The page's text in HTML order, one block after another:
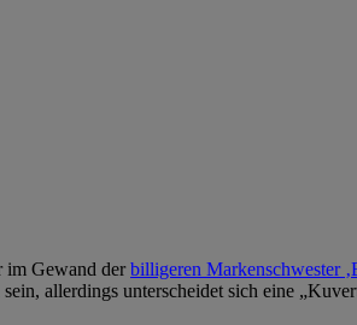
im Gewand derbilligeren Markenschwester
allerdings unterscheidet sich eine